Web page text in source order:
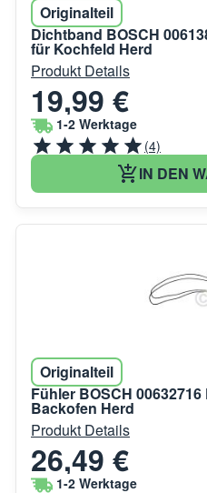
Originalteil
Dichtband BOSCH
für Kochfeld Herd
Produkt Details
19,99 €
1-2 Werktage
(4)
IN DEN
Originalteil
Fühler BOSCH
Backofen Herd
Produkt Details
26,49 €
1-2 Werktage